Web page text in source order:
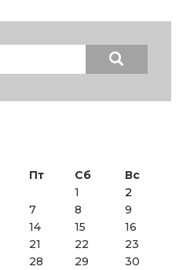
Пт Сб
Вс
1
2
7 8
9
14 15
16
21 22
23
28 29
30